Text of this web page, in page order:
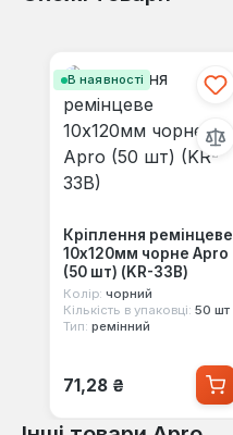
В наявності
Кріплення ремінцеве
10х120мм чорне Apro
(50 шт) (KR-33B)
Колір: чорний
Кількість в упаковці: 50 шт
Тип: ремінний
Звичайна ціна:
71,28 ₴